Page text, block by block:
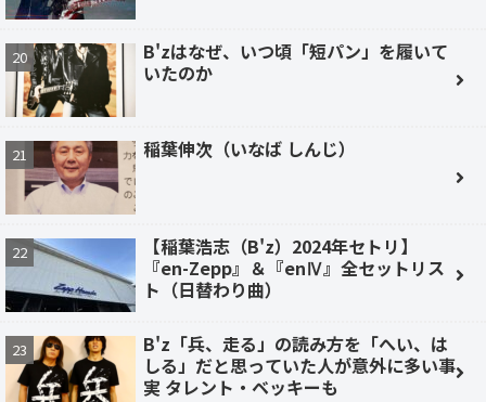
B'zはなぜ、いつ頃「短パン」を履いて
いたのか
稲葉伸次（いなば しんじ）
【稲葉浩志（B'z）2024年セトリ】
『en-Zepp』＆『enⅣ』全セットリス
ト（日替わり曲）
B'z「兵、走る」の読み方を「へい、は
しる」だと思っていた人が意外に多い事
実 タレント・ベッキーも